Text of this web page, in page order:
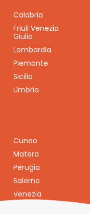
Calabria
Friuli Venezia
Giulia
Lombardia
Piemonte
Sicilia
Umbria
Cuneo
Matera
Perugia
Salerno
Venezia